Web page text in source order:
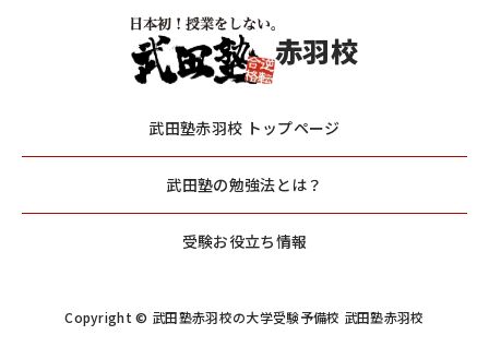
赤羽校
武田塾赤羽校 トップページ
武田塾の勉強法とは？
受験お役立ち情報
Copyright © 武田塾赤羽校の大学受験予備校 武田塾赤羽校